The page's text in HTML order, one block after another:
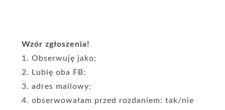
Wzór zgłoszenia!
1. Obserwuję jako:
2. Lubię oba FB:
3. adres mailowy:
4. obserwowałam przed rozdaniem: tak/nie